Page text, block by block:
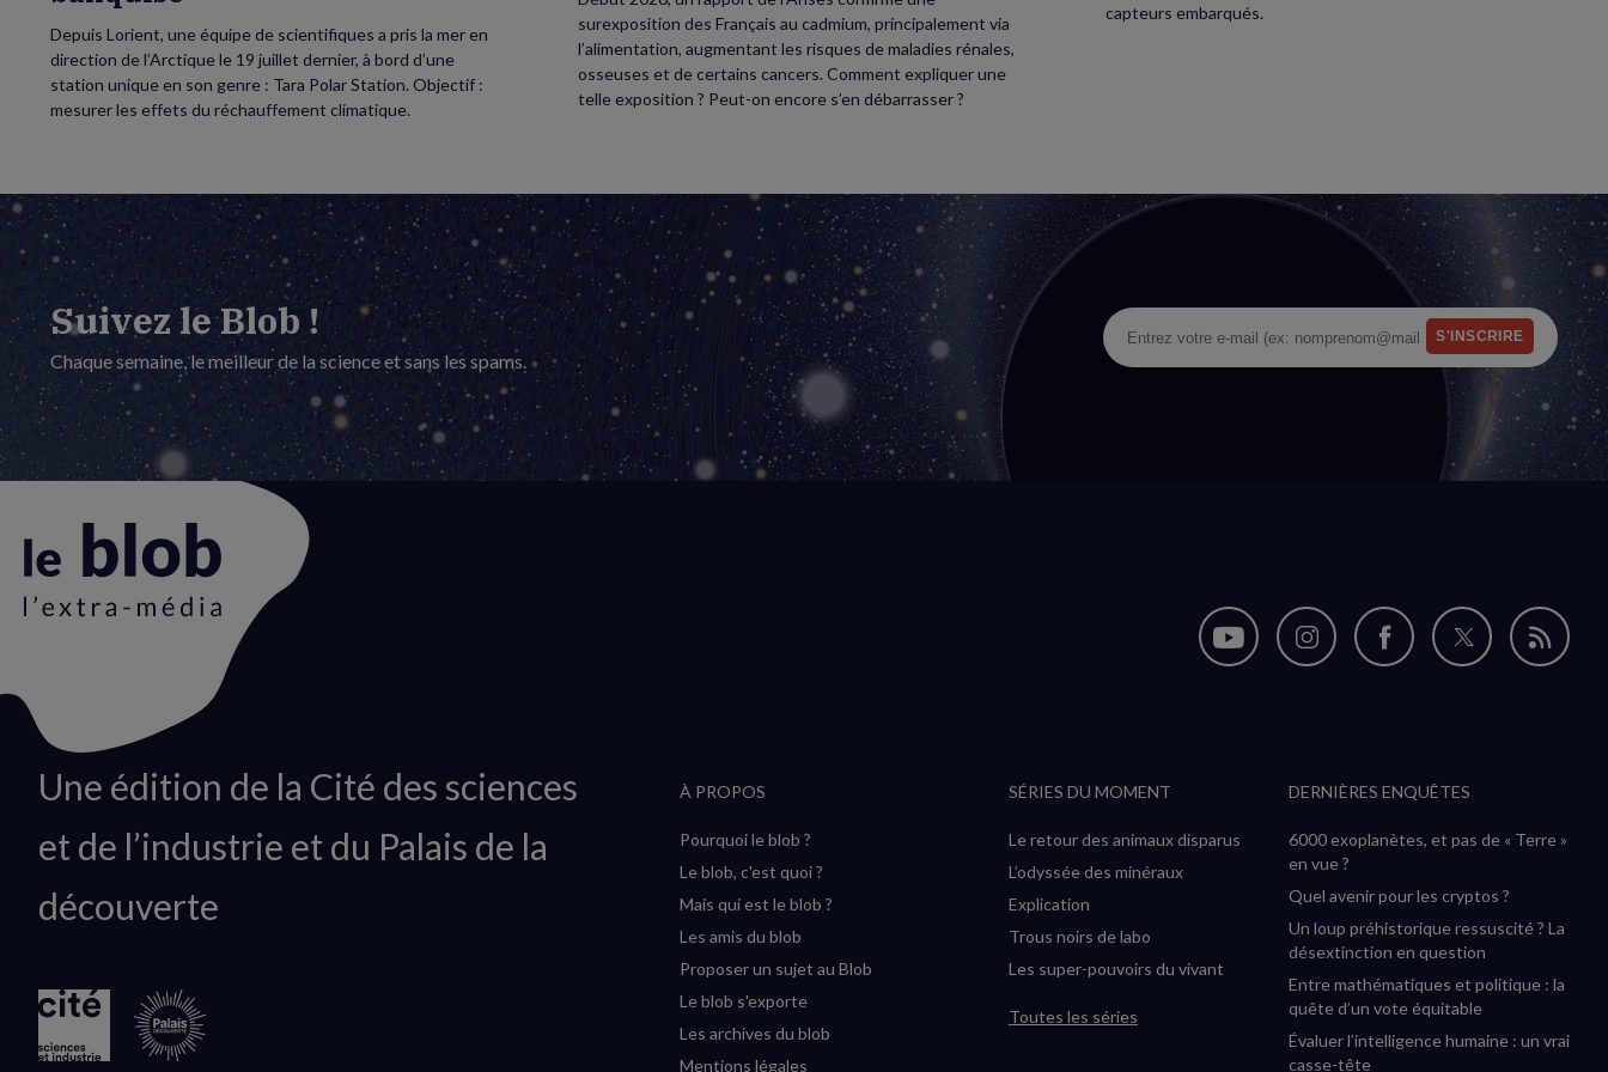
Depuis Lorient, une équipe de scientifiques a pris la mer en
direction de l’Arctique le 19 juillet dernier, à bord d’une
station unique en son genre : Tara Polar Station. Objectif :
mesurer les effets du réchauffement climatique.
surexposition des Français au cadmium, principalement via
l’alimentation, augmentant les risques de maladies rénales,
osseuses et de certains cancers. Comment expliquer une
telle exposition ? Peut-on encore s’en débarrasser ?
capteurs embarqués.
Suivez le Blob !
Chaque semaine, le meilleur de la science et sans les spams.
Animation
logo
Une édition de la Cité des sciences
et de l’industrie et du Palais de la
découverte
Nous
(nouvelle
fenêtre)
Nous
(nouvelle
fenêtre)
Nous
(nouvelle
fenêtre)
Nous
(nouvelle
fenêtre)
Flux
À PROPOS
Pourquoi le blob ?
Le blob, c'est quoi ?
Mais qui est le blob ?
Les amis du blob
Proposer un sujet au Blob
Le blob s'exporte
Les archives du blob
Mentions légales
SÉRIES DU MOMENT
Le retour des animaux disparus
L’odyssée des minéraux
Explication
Trous noirs de labo
Les super-pouvoirs du vivant
Toutes les séries
DERNIÈRES ENQUÊTES
6000 exoplanètes, et pas de « Terre »
en vue ?
Quel avenir pour les cryptos ?
Un loup préhistorique ressuscité ? La
désextinction en question
Entre mathématiques et politique : la
quête d’un vote équitable
Évaluer l’intelligence humaine : un vrai
casse-tête